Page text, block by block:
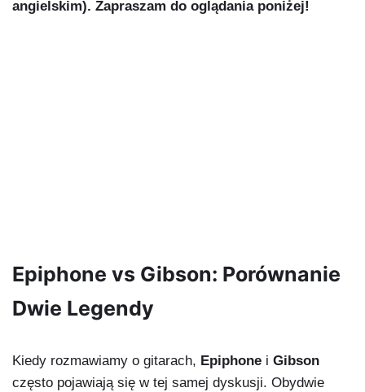
angielskim). Zapraszam do oglądania poniżej!
Epiphone vs Gibson: Porównanie
Dwie Legendy
Kiedy rozmawiamy o gitarach, Epiphone i Gibson
często pojawiają się w tej samej dyskusji. Obydwie